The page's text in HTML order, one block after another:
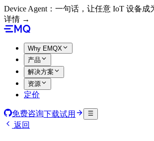
Device Agent：一句话，让任意 IoT 设备成
详情 →
Why EMQX
产品
解决方案
资源
定价
免费咨询下载试用
返回